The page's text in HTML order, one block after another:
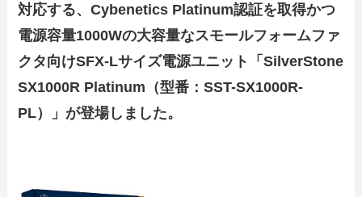
対応する、Cybenetics Platinum認証を取得かつ
電源容量1000Wの大容量なスモールフォームファ
クタ向けSFX-Lサイズ電源ユニット「SilverStone
SX1000R Platinum（型番：SST-SX1000R-
PL）」が登場しました。